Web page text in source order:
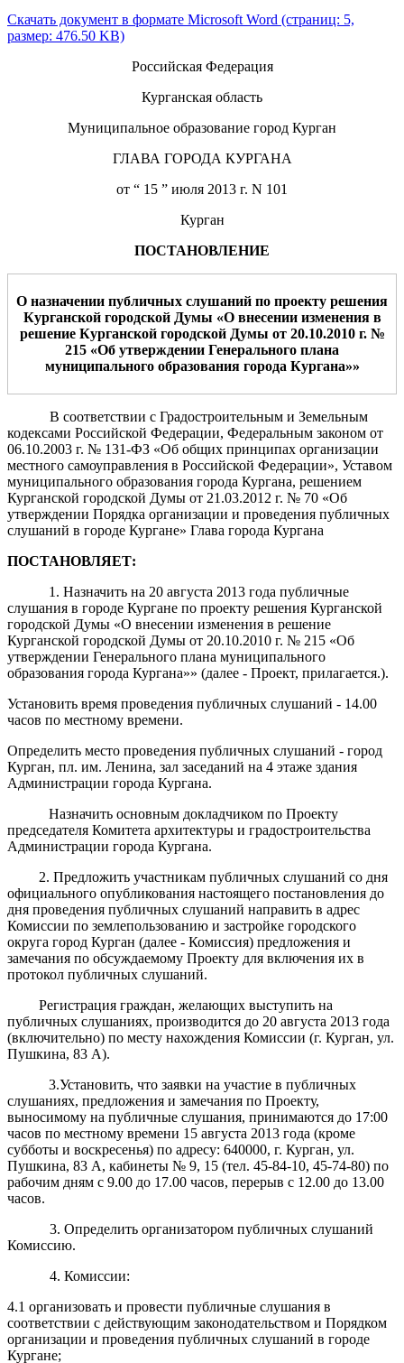
Скачать документ в формате Microsoft Word (страниц: 5,
размер: 476.50 KB)
Российская Федерация
Курганская область
Муниципальное образование город Курган
ГЛАВА ГОРОДА КУРГАНА
от “ 15 ” июля 2013 г. N 101
Курган
ПОСТАНОВЛЕНИЕ
О назначении публичных слушаний по проекту решения
Курганской городской Думы «О внесении изменения в
решение Курганской городской Думы от 20.10.2010 г. №
215 «Об утверждении Генерального плана
муниципального образования города Кургана»»
В соответствии с Градостроительным и Земельным
кодексами Российской Федерации, Федеральным законом от
06.10.2003 г. № 131-ФЗ «Об общих принципах организации
местного самоуправления в Российской Федерации», Уставом
муниципального образования города Кургана, решением
Курганской городской Думы от 21.03.2012 г. № 70 «Об
утверждении Порядка организации и проведения публичных
слушаний в городе Кургане» Глава города Кургана
ПОСТАНОВЛЯЕТ:
1. Назначить на 20 августа 2013 года публичные
слушания в городе Кургане по проекту решения Курганской
городской Думы «О внесении изменения в решение
Курганской городской Думы от 20.10.2010 г. № 215 «Об
утверждении Генерального плана муниципального
образования города Кургана»» (далее - Проект, прилагается.).
Установить время проведения публичных слушаний - 14.00
часов по местному времени.
Определить место проведения публичных слушаний - город
Курган, пл. им. Ленина, зал заседаний на 4 этаже здания
Администрации города Кургана.
Назначить основным докладчиком по Проекту
председателя Комитета архитектуры и градостроительства
Администрации города Кургана.
2. Предложить участникам публичных слушаний со дня
официального опубликования настоящего постановления до
дня проведения публичных слушаний направить в адрес
Комиссии по землепользованию и застройке городского
округа город Курган (далее - Комиссия) предложения и
замечания по обсуждаемому Проекту для включения их в
протокол публичных слушаний.
Регистрация граждан, желающих выступить на
публичных слушаниях, производится до 20 августа 2013 года
(включительно) по месту нахождения Комиссии (г. Курган, ул.
Пушкина, 83 А).
3.Установить, что заявки на участие в публичных
слушаниях, предложения и замечания по Проекту,
выносимому на публичные слушания, принимаются до 17:00
часов по местному времени 15 августа 2013 года (кроме
субботы и воскресенья) по адресу: 640000, г. Курган, ул.
Пушкина, 83 А, кабинеты № 9, 15 (тел. 45-84-10, 45-74-80) по
рабочим дням с 9.00 до 17.00 часов, перерыв с 12.00 до 13.00
часов.
3. Определить организатором публичных слушаний
Комиссию.
4. Комиссии:
4.1 организовать и провести публичные слушания в
соответствии с действующим законодательством и Порядком
организации и проведения публичных слушаний в городе
Кургане;